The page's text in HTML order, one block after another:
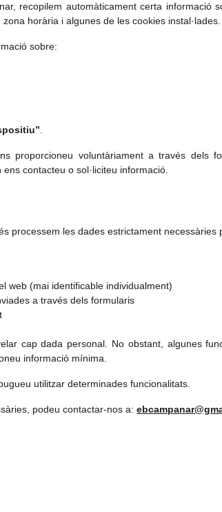
recopilem automàticament certa informació
horària i algunes de les cookies instal·lades.
sobre:
proporcioneu voluntàriament a través dels
contacteu o sol·liciteu informació.
processem les dades estrictament necessàries
web (mai identificable individualment)
a través dels formularis
cap dada personal. No obstant, algunes
informació mínima.
utilitzar determinades funcionalitats.
podeu contactar-nos a: